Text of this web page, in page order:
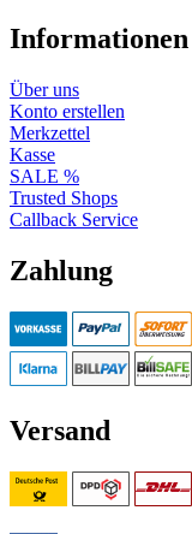
Informationen
Über uns
Konto erstellen
Merkzettel
Kasse
SALE %
Trusted Shops
Callback Service
Zahlung
Versand